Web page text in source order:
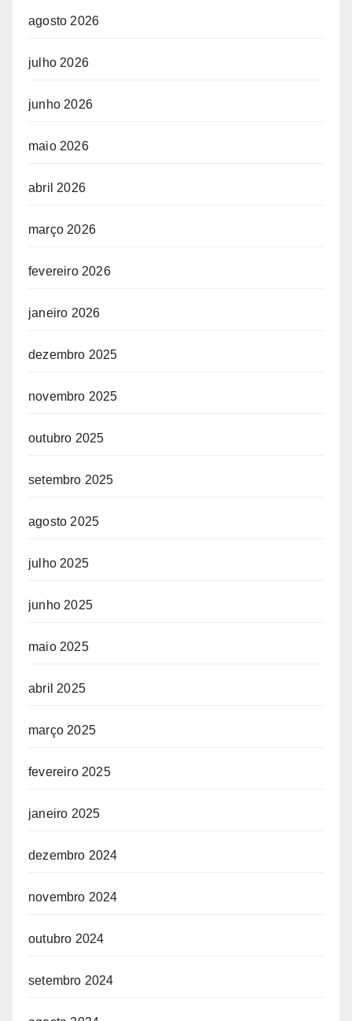
agosto 2026
julho 2026
junho 2026
maio 2026
abril 2026
março 2026
fevereiro 2026
janeiro 2026
dezembro 2025
novembro 2025
outubro 2025
setembro 2025
agosto 2025
julho 2025
junho 2025
maio 2025
abril 2025
março 2025
fevereiro 2025
janeiro 2025
dezembro 2024
novembro 2024
outubro 2024
setembro 2024